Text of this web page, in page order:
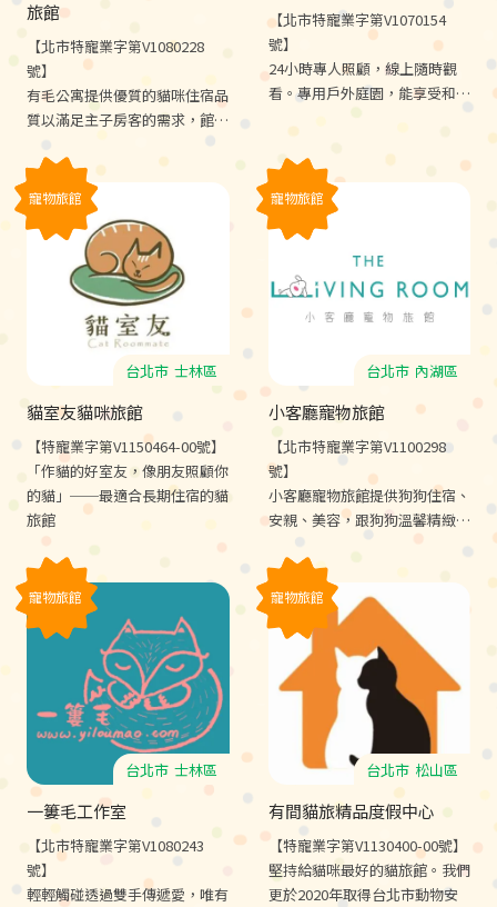
旅館
【北市特寵業字第V1080228
號】
有毛公寓提供優質的貓咪住宿品
質以滿足主子房客的需求，館內
安心將寶貝主子託付給我們。
【北市特寵業字第V1070154
號】
24小時專人照顧，線上隨時觀
看。專用戶外庭園，能享受和煦
學都是健康好相處的好夥伴。合
格寵物旅館執照，安心有保障。
寵物旅館
台北市 士林區
貓室友貓咪旅館
【特寵業字第V1150464-00號】
「作貓的好室友，像朋友照顧你
的貓」──最適合長期住宿的貓
旅館
寵物旅館
台北市 內湖區
小客廳寵物旅館
【北市特寵業字第V1100298
號】
小客廳寵物旅館提供狗狗住宿、
安親、美容，跟狗狗溫馨精緻的
寵物旅館
台北市 士林區
一簍毛工作室
【北市特寵業字第V1080243
號】
輕輕觸碰透過雙手傳遞愛，唯有
寵物旅館
台北市 松山區
有間貓旅精品度假中心
【特寵業字第V1130400-00號】
堅持給貓咪最好的貓旅館。我們
更於2020年取得台北市動物安